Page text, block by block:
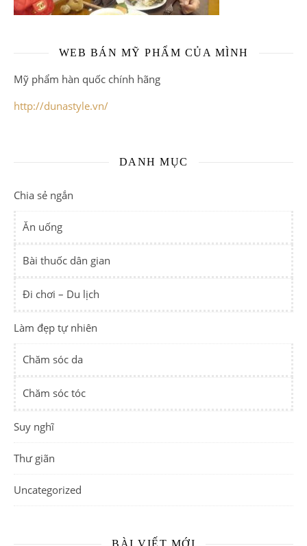
WEB BÁN MỸ PHẨM CỦA MÌNH
Mỹ phẩm hàn quốc chính hãng
http://dunastyle.vn/
DANH MỤC
Chia sẻ ngắn
Ăn uống
Bài thuốc dân gian
Đi chơi – Du lịch
Làm đẹp tự nhiên
Chăm sóc da
Chăm sóc tóc
Suy nghĩ
Thư giãn
Uncategorized